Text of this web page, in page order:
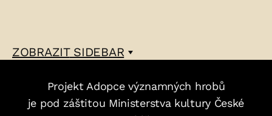
ZOBRAZITSIDEBAR
Projekt Adopce významných hrobů
je pod záštitou Ministerstva kultury České